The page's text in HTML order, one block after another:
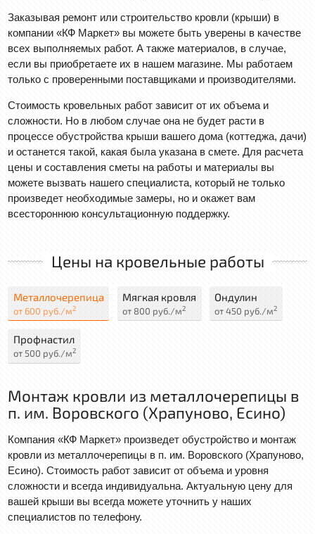
Заказывая ремонт или строительство кровли (крыши) в
компании «КФ Маркет» вы можете быть уверены в качестве
всех выполняемых работ. А также материалов, в случае,
если вы приобретаете их в нашем магазине. Мы работаем
только с проверенными поставщиками и производителями.
Стоимость кровельных работ зависит от их объема и
сложности. Но в любом случае она не будет расти в
процессе обустройства крыши вашего дома (коттеджа, дачи)
и останется такой, какая была указана в смете. Для расчета
цены и составления сметы на работы и материалы вы
можете вызвать нашего специалиста, который не только
произведет необходимые замеры, но и окажет вам
всестороннюю консультационную поддержку.
Цены на кровельные работы
Металлочерепица
от 600 руб./м2
Мягкая кровля
от 800 руб./м2
Ондулин
от 450 руб./м2
Профнастил
от 500 руб./м2
Монтаж кровли из металлочерепицы в
п. им. Воровского (Храпуново, Есино)
Компания «КФ Маркет» произведет обустройство и монтаж
кровли из металлочерепицы в п. им. Воровского (Храпуново,
Есино). Стоимость работ зависит от объема и уровня
сложности и всегда индивидуальна. Актуальную цену для
вашей крыши вы всегда можете уточнить у наших
специалистов по телефону.